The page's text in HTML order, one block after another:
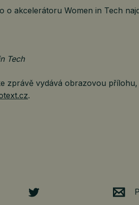
o akcelerátoru Women in Tech
Tech
zprávě vydává obrazovou
.